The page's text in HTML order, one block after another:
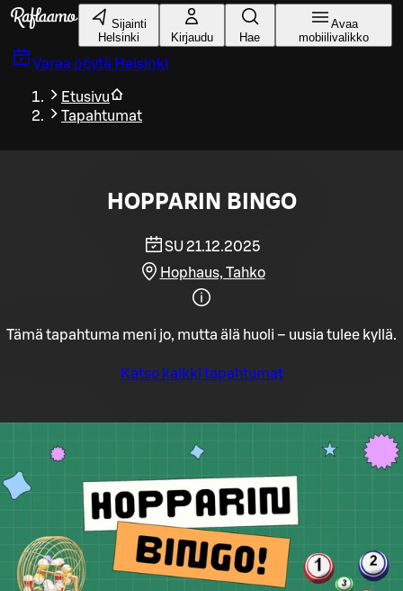
Siirry pääsisältöön
Sijainti
Helsinki
Kirjaudu Hae
Avaa
mobiilivalikko
Varaa pöytä Helsinki
Etusivu
Tapahtumat
HOPPARIN BINGO
SU 21.12.2025
Hophaus, Tahko
Tämä tapahtuma meni jo, mutta älä huoli – uusia tulee kyllä.
Katso kaikki tapahtumat